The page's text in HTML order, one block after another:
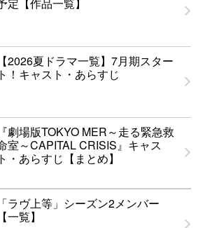
定【作品一覧】
【2026夏ドラマ一覧】7月期スター
ト！キャスト・あらすじ
『劇場版TOKYO MER～走る緊急救
室～CAPITAL CRISIS』キャス
ト・あらすじ【まとめ】
「ラヴ上等」シーズン2メンバー
【一覧】